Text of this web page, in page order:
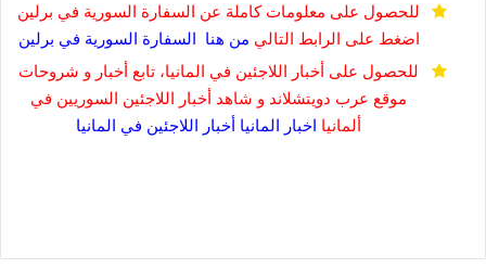
للحصول على معلومات كاملة عن السفارة السورية في برلين
اضغط على الرابط التالي من هنا السفارة السورية في برلين
للحصول على أخبار اللاجئين في المانيا، تابع أخبار و شروحات
موقع عرب دويتشلاند و شاهد أخبار اللاجئين السوريين في
ألمانيا اخبار المانيا أخبار اللاجئين في المانيا